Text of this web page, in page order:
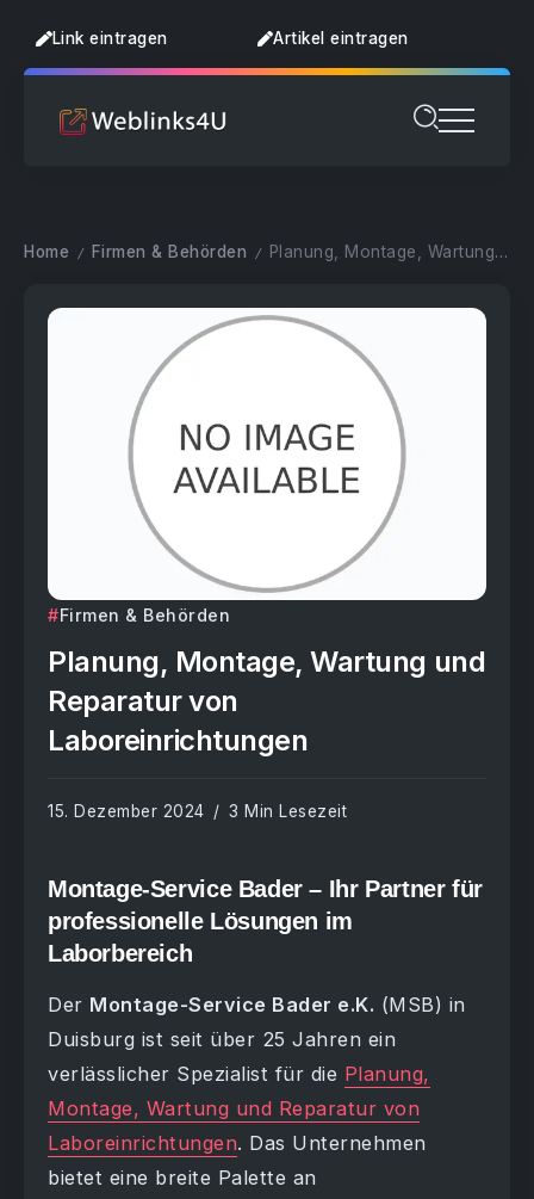
Link eintragen Artikel eintragen
Home / Firmen & Behörden / Planung, Montage, Wartung und Reparatur von Laboreinrichtungen
Firmen & Behörden
Planung, Montage, Wartung und
Reparatur von
Laboreinrichtungen
15. Dezember 2024 3 Min Lesezeit
Montage-Service Bader – Ihr Partner für
professionelle Lösungen im
Laborbereich
Der Montage-Service Bader e.K. (MSB) in
Duisburg ist seit über 25 Jahren ein
verlässlicher Spezialist für die Planung,
Montage, Wartung und Reparatur von
Laboreinrichtungen. Das Unternehmen
bietet eine breite Palette an